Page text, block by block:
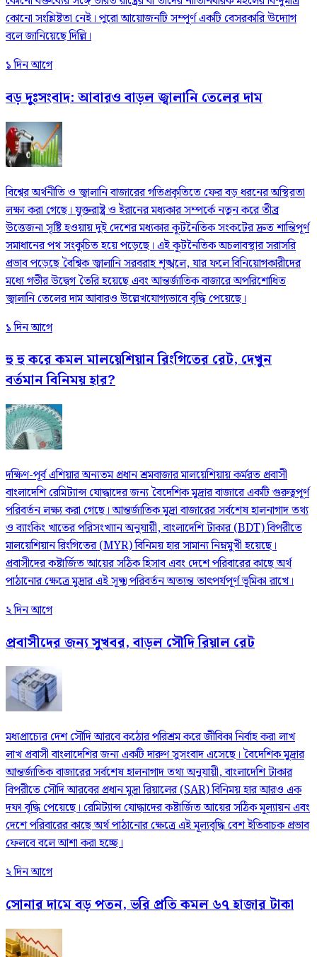
কোনো সংশ্লিষ্টতা নেই। পুরো আয়োজনটি সম্পূর্ণ একটি বেসরকারি উদ্যোগ
বলে জানিয়েছে দিল্লি।
১ দিন আগে
বড় দুঃসংবাদ: আবারও বাড়ল জ্বালানি তেলের দাম
বিশ্বের অর্থনীতি ও জ্বালানি বাজারের গতিপ্রকৃতিতে ফের বড় ধরনের অস্থিরতা
লক্ষ্য করা গেছে। যুক্তরাষ্ট্র ও ইরানের মধ্যকার সম্পর্কে নতুন করে তীব্র
উত্তেজনা সৃষ্টি হওয়ায় দুই দেশের মধ্যকার কূটনৈতিক সংকটের দ্রুত শান্তিপূর্ণ
সমাধানের পথ সংকুচিত হয়ে পড়েছে। এই কূটনৈতিক অচলাবস্থার সরাসরি
প্রভাব পড়েছে বৈশ্বিক জ্বালানি সরবরাহ শৃঙ্খলে, যার ফলে বিনিয়োগকারীদের
মধ্যে গভীর উদ্বেগ তৈরি হয়েছে এবং আন্তর্জাতিক বাজারে অপরিশোধিত
জ্বালানি তেলের দাম আবারও উল্লেখযোগ্যভাবে বৃদ্ধি পেয়েছে।
১ দিন আগে
হু হু করে কমল মালয়েশিয়ান রিংগিতের রেট, দেখুন
বর্তমান বিনিময় হার?
দক্ষিণ-পূর্ব এশিয়ার অন্যতম প্রধান শ্রমবাজার মালয়েশিয়ায় কর্মরত প্রবাসী
বাংলাদেশি রেমিট্যান্স যোদ্ধাদের জন্য বৈদেশিক মুদ্রার বাজারে একটি গুরুত্বপূর্ণ
পরিবর্তন লক্ষ্য করা গেছে। আন্তর্জাতিক মুদ্রা বাজারের সর্বশেষ হালনাগাদ তথ্য
ও ব্যাংকিং খাতের পরিসংখ্যান অনুযায়ী, বাংলাদেশি টাকার (BDT) বিপরীতে
মালয়েশিয়ান রিংগিতের (MYR) বিনিময় হার সামান্য নিম্নমুখী হয়েছে।
প্রবাসীদের কষ্টার্জিত আয়ের সঠিক হিসাব এবং দেশে পরিবারের কাছে অর্থ
পাঠানোর ক্ষেত্রে মুদ্রার এই সূক্ষ্ম পরিবর্তন অত্যন্ত তাৎপর্যপূর্ণ ভূমিকা রাখে।
২ দিন আগে
প্রবাসীদের জন্য সুখবর, বাড়ল সৌদি রিয়াল রেট
মধ্যপ্রাচ্যের দেশ সৌদি আরবে কঠোর পরিশ্রম করে জীবিকা নির্বাহ করা লাখ
লাখ প্রবাসী বাংলাদেশির জন্য একটি দারুণ সুসংবাদ এসেছে। বৈদেশিক মুদ্রার
আন্তর্জাতিক বাজারের সর্বশেষ হালনাগাদ তথ্য অনুযায়ী, বাংলাদেশি টাকার
বিপরীতে সৌদি আরবের প্রধান মুদ্রা রিয়ালের (SAR) বিনিময় হার আরও এক
দফা বৃদ্ধি পেয়েছে। রেমিট্যান্স যোদ্ধাদের কষ্টার্জিত আয়ের সঠিক মূল্যায়ন এবং
দেশে পরিবারের কাছে অর্থ পাঠানোর ক্ষেত্রে এই মূল্যবৃদ্ধি বেশ ইতিবাচক প্রভাব
ফেলবে বলে আশা করা হচ্ছে।
২ দিন আগে
সোনার দামে বড় পতন, ভরি প্রতি কমল ৬৭ হাজার টাকা